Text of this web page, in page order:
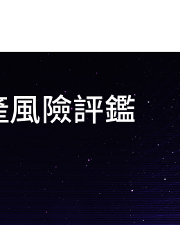
杜浦數位安全
險評鑑